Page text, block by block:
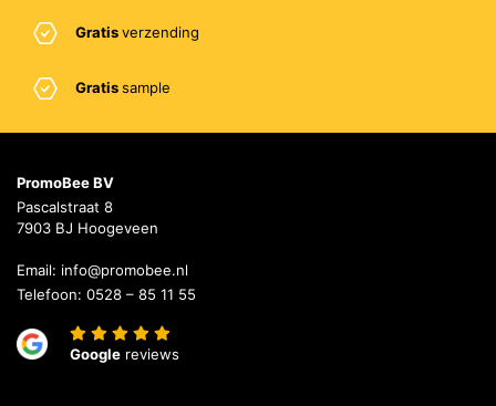
Gratisverzending
Gratissample
PromoBee BV
Pascalstraat 8
7903 BJ Hoogeveen
Email: info@promobee.nl
Telefoon: 0528 – 85 11 55
Google reviews